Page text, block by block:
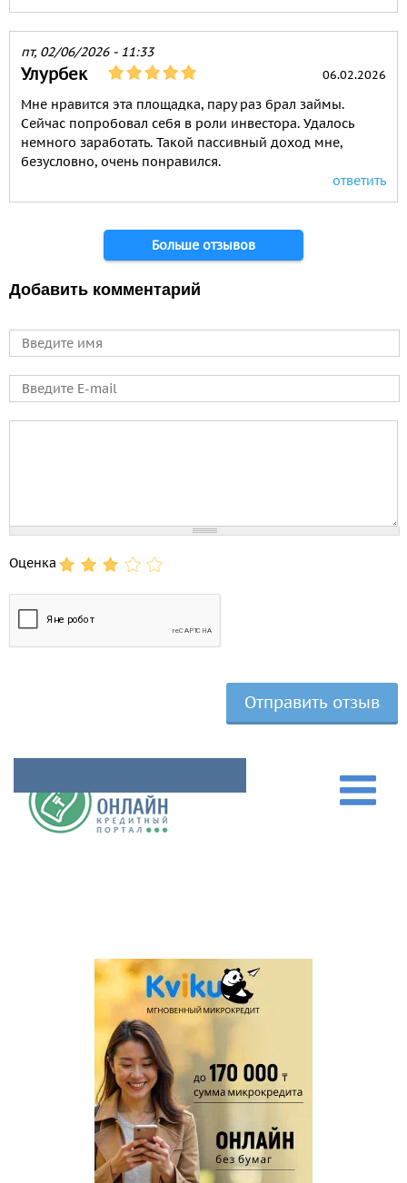
пт, 02/06/2026 - 11:33
Улурбек 06.02.2026
Мне нравится эта площадка, пару раз брал займы.
Сейчас попробовал себя в роли инвестора. Удалось
немного заработать. Такой пассивный доход мне,
безусловно, очень понравился.
ответить
Больше отзывов
Добавить комментарий
Имя
E-mail
Оценка